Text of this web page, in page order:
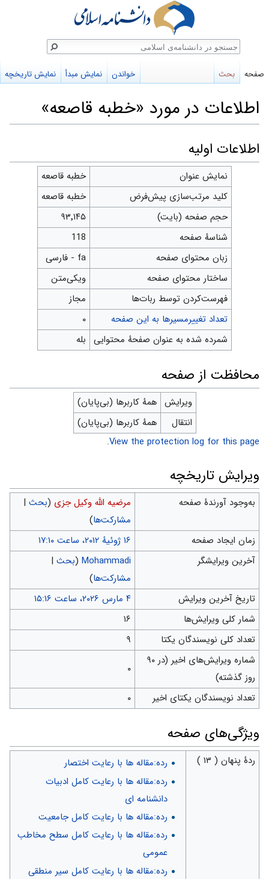
اطلاعات در مورد «خطبه قاصعه»
پرش
به
پرش
به
اطلاعات اولیه
نمایش عنوان
خطبه قاصعه
کلید مرتب‌سازی پیش‌فرض
خطبه قاصعه
حجم صفحه (بایت)
۹۳٬۱۴۵
شناسهٔ صفحه
118
زبان محتوای صفحه
fa - فارسی
ساختار محتوای صفحه
ویکی‌متن
‌فهرست‌کردن توسط ربات‌ها
مجاز
تعداد تغییرمسیرها به این صفحه
۰
شمرده شده به عنوان صفحهٔ محتوایی بله
محافظت از صفحه
ویرایش همهٔ کاربرها (بی‌پایان)
انتقال
همهٔ کاربرها (بی‌پایان)
View the protection log for this page.
ویرایش تاریخچه
به‌وجود آورندهٔ صفحه مرضیه الله وکیل جزی (بحث|
مشارکت‌ها)
زمان ایجاد صفحه
آخرین ویرایشگر
Mohammadi
(بحث|
مشارکت‌ها)
تاریخ آخرین ویرایش
شمار کلی ویرایش‌ها
۱۶
تعداد کلی نویسندگان یکتا
۹
شماره ویرایش‌های اخیر (در ۹۰
روز گذشته)
۰
تعداد نویسندگان یکتای اخیر ۰
ويژگی‌های صفحه
ردهٔ پنهان ( ۱۳ )
رده:مقاله ها با رعایت اختصار
رده:مقاله ها با رعایت کامل ادبیات
دانشنامه ای
رده:مقاله ها با رعایت کامل جامعیت
رده:مقاله ها با رعایت کامل سطح مخاطب
عمومی
رده:مقاله ها با رعایت کامل سیر منطقی
صفحه بحث خواندن نمایش مبدأ نمایش تاریخچه
جستجو